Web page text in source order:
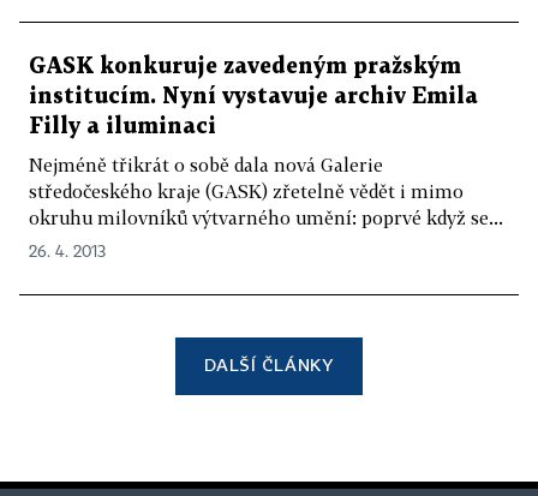
GASK konkuruje zavedeným pražským
institucím. Nyní vystavuje archiv Emila
Filly a iluminaci
Nejméně třikrát o sobě dala nová Galerie
středočeského kraje (GASK) zřetelně vědět i mimo
okruhu milovníků výtvarného umění: poprvé když se...
26. 4. 2013
DALŠÍ ČLÁNKY